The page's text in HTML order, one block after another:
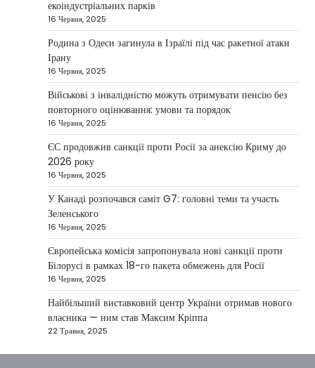
України допомогти стабілізувати
Близький Схід
Taisiya Kovalchuk 4 Березня, 2026
Президент України Володимир Зеленський
повідомив, що Київ готовий підтримати
міжнародних партнерів у стабілізації ситуації
на…
НОВИНИ
Конфлікт на Близькому Сході
паралізував туризм і
авіаперевезення
1 Березня, 2026
Загострення конфлікту на Близькому Сході
суттєво вплинуло на міжнародні подорожі та
туристичну індустрію. Після ударів…
США не відкидають можливість
удару по Ірану у разі провалу
переговорів
Kolomysheva Anastasiya
17 Червня,
екоіндустріальних парків
16 Червня, 2025
Родина з Одеси загинула в Ізраїлі під час ракетної атаки
Ірану
16 Червня, 2025
Військові з інвалідністю можуть отримувати пенсію без
повторного оцінювання: умови та порядок
16 Червня, 2025
ЄС продовжив санкції проти Росії за анексію Криму до
2026 року
16 Червня, 2025
У Канаді розпочався саміт G7: головні теми та участь
Зеленського
16 Червня, 2025
Європейська комісія запропонувала нові санкції проти
Білорусі в рамках 18-го пакета обмежень для Росії
16 Червня, 2025
Найбільший виставковий центр України отримав нового
власника — ним став Максим Кріппа
22 Травня, 2025